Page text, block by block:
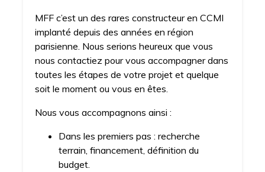
MFF c’est un des rares constructeur en CCMI
implanté depuis des années en région
parisienne. Nous serions heureux que vous
nous contactiez pour vous accompagner dans
toutes les étapes de votre projet et quelque
soit le moment ou vous en êtes.
Nous vous accompagnons ainsi :
Dans les premiers pas : recherche
terrain, financement, définition du
budget.